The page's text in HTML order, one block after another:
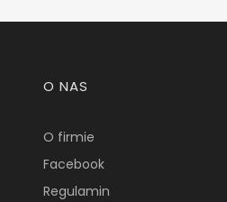
Linki w stopce
O NAS
O firmie
Facebook
Regulamin